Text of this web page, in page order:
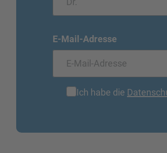
E-Mail-Adresse
Ich habe die